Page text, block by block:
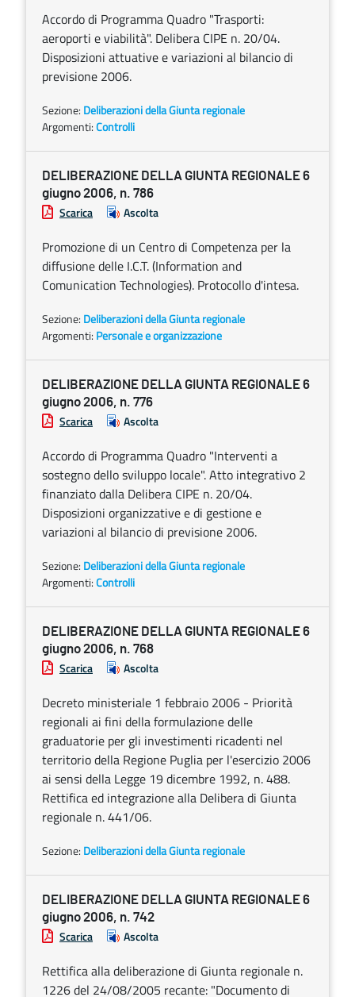
Accordo di Programma Quadro "Trasporti:
aeroporti e viabilità". Delibera CIPE n. 20/04.
Disposizioni attuative e variazioni al bilancio di
previsione 2006.
Sezione: Deliberazioni della Giunta regionale
Argomenti:Controlli
DELIBERAZIONE DELLA GIUNTA REGIONALE 6
giugno 2006, n. 786
Scarica Ascolta
Promozione di un Centro di Competenza per la
diffusione delle I.C.T. (Information and
Comunication Technologies). Protocollo d'intesa.
Sezione: Deliberazioni della Giunta regionale
Argomenti: Personale e organizzazione
DELIBERAZIONE DELLA GIUNTA REGIONALE 6
giugno 2006, n. 776
Scarica Ascolta
Accordo di Programma Quadro "Interventi a
sostegno dello sviluppo locale". Atto integrativo 2
finanziato dalla Delibera CIPE n. 20/04.
Disposizioni organizzative e di gestione e
variazioni al bilancio di previsione 2006.
Sezione: Deliberazioni della Giunta regionale
Argomenti:Controlli
DELIBERAZIONE DELLA GIUNTA REGIONALE 6
giugno 2006, n. 768
Scarica Ascolta
Decreto ministeriale 1 febbraio 2006 - Priorità
regionali ai fini della formulazione delle
graduatorie per gli investimenti ricadenti nel
territorio della Regione Puglia per l'esercizio 2006
ai sensi della Legge 19 dicembre 1992, n. 488.
Rettifica ed integrazione alla Delibera di Giunta
regionale n. 441/06.
Sezione: Deliberazioni della Giunta regionale
DELIBERAZIONE DELLA GIUNTA REGIONALE 6
giugno 2006, n. 742
Scarica Ascolta
Rettifica alla deliberazione di Giunta regionale n.
1226 del 24/08/2005 recante: "Documento di